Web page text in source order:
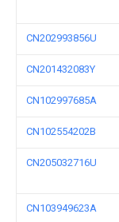
CN202993856U
CN201432083Y
CN102997685A
CN102554202B
CN205032716U
CN103949623A